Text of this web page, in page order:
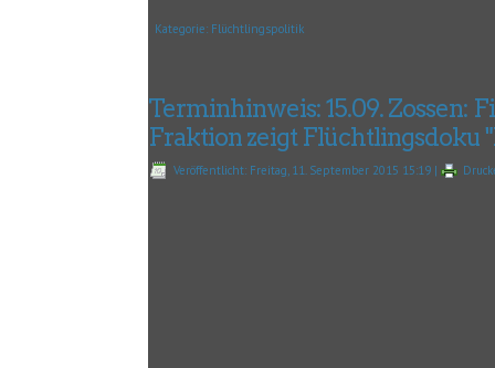
Kategorie: Flüchtlingspolitik
Terminhinweis: 15.09. Zossen:
Fraktion zeigt Flüchtlingsdoku
Veröffentlicht: Freitag, 11. September 2015 15:19 |